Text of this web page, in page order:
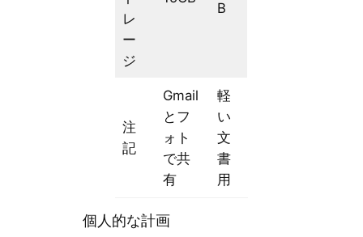
レ
ー
ジ
B
注
記
Gmail
とフ
ォト
で共
有
軽
い
文
書
用
個人的な計画